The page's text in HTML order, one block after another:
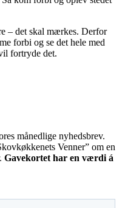
– det skal mærkes. Derfor
forbi og se det hele med
fortryde det.
månedlige nyhedsbrev.
Venner” om en
Gavekortet har en værdi á